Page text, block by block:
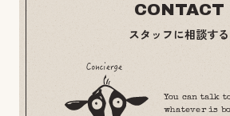
CONTACT
スタッフに相談する
You can talk
whatever is